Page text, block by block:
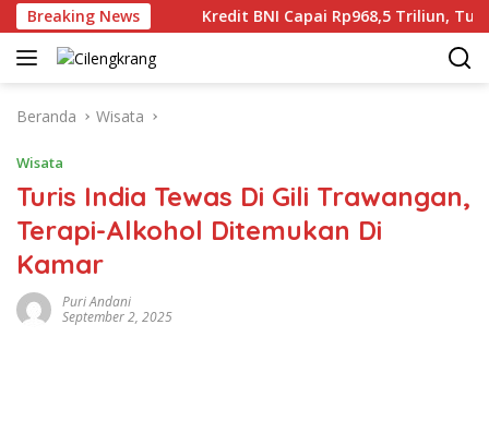
Langsung
ke
konten
Breaking News
Gaza Kredit BNI Capai Rp968,5 Triliun, Tumbuh
Beranda Wisata
Wisata
Turis India Tewas Di Gili Trawangan,
Terapi-Alkohol Ditemukan Di
Kamar
Puri Andani
September 2, 2025